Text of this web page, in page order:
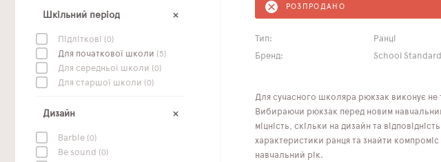
Шкільний період
Підліткові (0)
Для початкової школи (5)
Для середньої школи (0)
Для старшої школи (0)
Дизайн
Barbie (0)
Be sound (0)
РОЗПРОДАНО
Тип:
Ранці
Бренд:
School Standard
Для сучасного школяра рюкзак виконує не
Вибираючи рюкзак перед новим навчальним
міцність, скільки на дизайн та
характеристики ранця та знайти
навчальний рік.